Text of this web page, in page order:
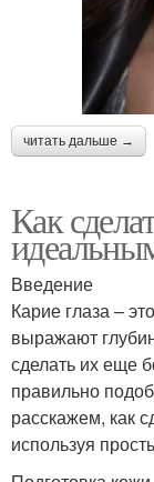
читать дальше →
Как
Введение
Карие глаза –
выражают
сделать их еще
правильно
расскажем, как
используя